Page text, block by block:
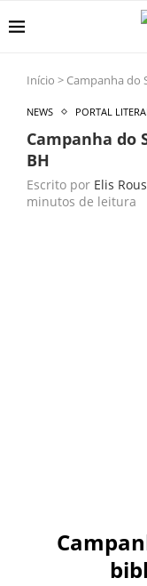
Início > Campanha do
NEWS PORTAL
Campanha do
BH
Escrito por Elis
minutos de leitura